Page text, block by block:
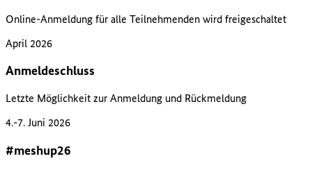
Online-Anmeldung für alle Teilnehmenden wird freigeschaltet
April 2026
Anmeldeschluss
Letzte Möglichkeit zur Anmeldung und Rückmeldung
4.-7. Juni 2026
#meshup26